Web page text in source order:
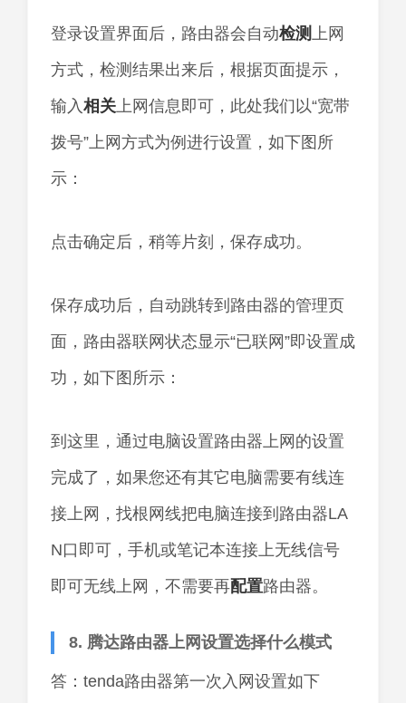
登录设置界面后，路由器会自动检测上网
方式，检测结果出来后，根据页面提示，
输入相关上网信息即可，此处我们以“宽带
拨号”上网方式为例进行设置，如下图所
示：
点击确定后，稍等片刻，保存成功。
保存成功后，自动跳转到路由器的管理页
面，路由器联网状态显示“已联网”即设置成
功，如下图所示：
到这里，通过电脑设置路由器上网的设置
完成了，如果您还有其它电脑需要有线连
接上网，找根网线把电脑连接到路由器LA
N口即可，手机或笔记本连接上无线信号
即可无线上网，不需要再配置路由器。
8. 腾达路由器上网设置选择什么模式
答：tenda路由器第一次入网设置如下